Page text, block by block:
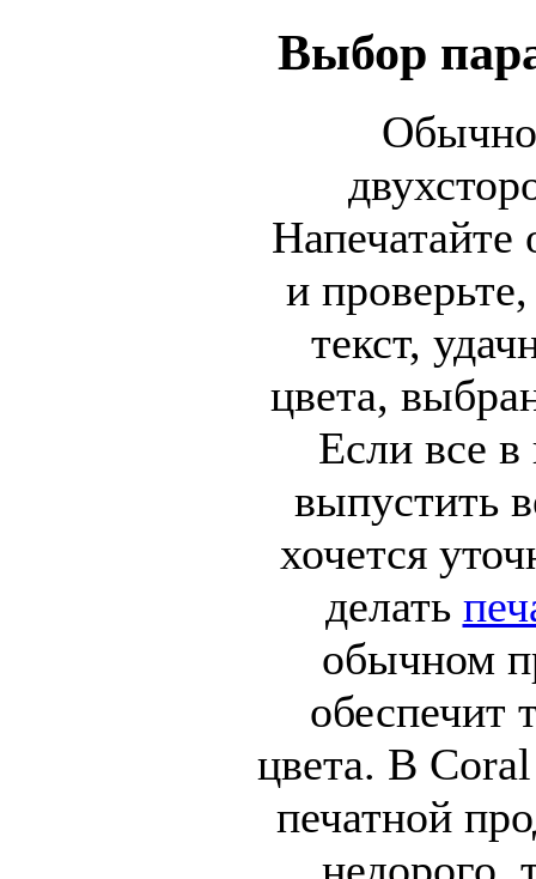
Выбор
Напечатайте
и
текст,
цвета,
Если все
выпустить
хочется
делать
обычном
обеспечит
цвета. В
печатной